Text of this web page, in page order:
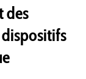
des
dispositifs